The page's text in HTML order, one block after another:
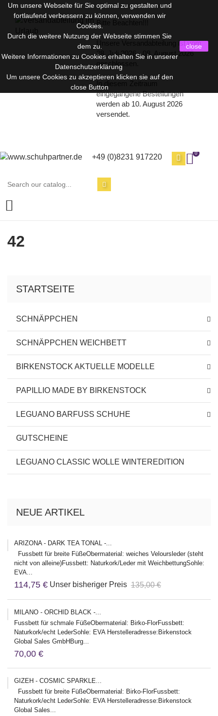
Unsere Versandabteilung ist vom
28. Juli 2026 - 08. August 2026
geschlossen.
In diesem Zeitraum
eingegangene Bestellungen
werden ab 10. August 2026
versendet.
+49 (0)8231 917220 0

42
STARTSEITE
SCHNÄPPCHEN
SCHNÄPPCHEN WEICHBETT
BIRKENSTOCK AKTUELLE MODELLE
PAPILLIO MADE BY BIRKENSTOCK
LEGUANO BARFUSS SCHUHE
GUTSCHEINE
LEGUANO CLASSIC WOLLE WINTEREDITION
NEUE ARTIKEL
ARIZONA - DARK TEA TONAL -...
Fussbett für breite FüßeObermaterial: weiches Veloursleder (steht
nicht von alleine)Fussbett: Naturkork/Leder mit WeichbettungSohle:
EVA...
114,75 € Unser bisheriger Preis 135,00 €
MILANO - ORCHID BLACK -...
Fussbett für schmale FüßeObermaterial: Birko-FlorFussbett:
Naturkork/echt LederSohle: EVA Herstelleradresse:Birkenstock
Global Sales GmbHBurg...
70,00 €
GIZEH - COSMIC SPARKLE...
Fussbett für breite FüßeObermaterial: Birko-FlorFussbett:
Naturkork/echt LederSohle: EVA Herstelleradresse:Birkenstock
Global Sales...
Um unsere Webseite für Sie optimal zu gestalten und
fortlaufend verbessern zu können, verwenden wir
Cookies.
Durch die weitere Nutzung der Webseite stimmen Sie
dem zu.
Weitere Informationen zu Cookies erhalten Sie in unserer
Datenschutzerklärung
Um unsere Cookies zu akzeptieren klicken sie auf den
close Button
close